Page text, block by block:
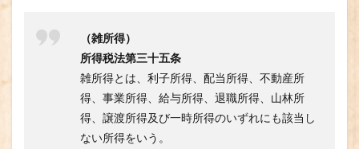
（雑所得）
所得税法第三十五条
雑所得とは、利子所得、配当所得、不動産所
得、事業所得、給与所得、退職所得、山林所
得、譲渡所得及び一時所得のいずれにも該当し
ない所得をいう。